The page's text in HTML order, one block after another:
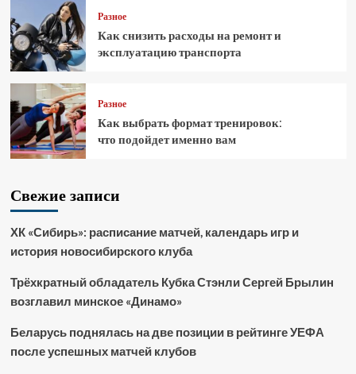
Разное
Как снизить расходы на ремонт и
эксплуатацию транспорта
Разное
Как выбрать формат тренировок:
что подойдет именно вам
Свежие записи
ХК «Сибирь»: расписание матчей, календарь игр и
история новосибирского клуба
Трёхкратный обладатель Кубка Стэнли Сергей Брылин
возглавил минское «Динамо»
Беларусь поднялась на две позиции в рейтинге УЕФА
после успешных матчей клубов